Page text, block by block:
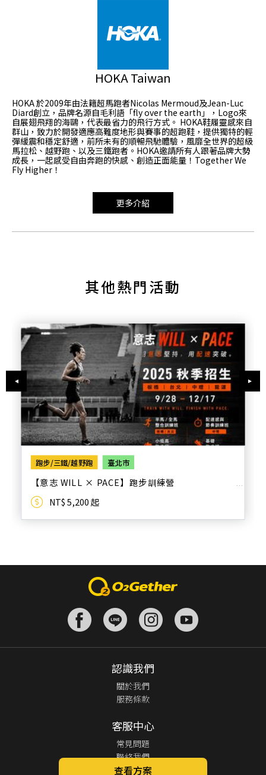
HOKA Taiwan
HOKA 於2009年由法籍超馬跑者Nicolas Mermoud及Jean-Luc
Diard創立，品牌名源自毛利語「fly over the earth」，Logo來
自展翅飛翔的海鷗，代表最省力的飛行方式。 HOKA鞋履靈感來自
群山，致力於開發適應高難度地形與賽事的超跑鞋，提供獨特的輕
彈緩震和穩定舒適，前所未有的順暢飛馳體驗，風靡全世界的超級
馬拉松、越野跑、以及三鐵跑者。HOKA邀請所有人跟著品牌大勢
成長，一起感受自由奔跑的快感、創造正面能量！Together We
Fly Higher！
更多介紹
其他熱門活動
跑步/三鐵/越野跑 臺北市
【意志 WILL × PACE】跑步訓練營
NT$ 5,200 起
查看方案
認識我們
關於我們
服務條款
客服中心
常見問題
聯絡我們